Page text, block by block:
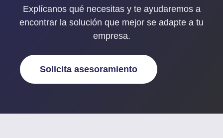
Explícanos qué necesitas y te ayudaremos a
encontrar la solución que mejor se adapte a tu
empresa.
Solicita asesoramiento